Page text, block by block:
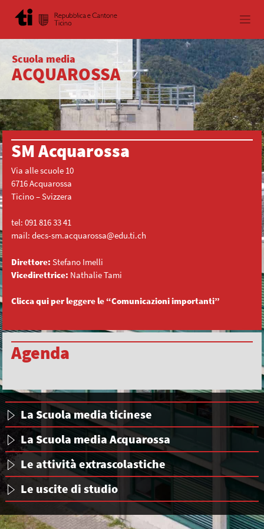
Scuola media
ACQUAROSSA
SM Acquarossa
Via alle scuole 10
6716 Acquarossa
Ticino – Svizzera
tel:091 816 33 41
mail:decs-sm.acquarossa@edu.ti.ch
Direttore: Stefano Imelli
Vicedirettrice: Nathalie Tami
Clicca qui per leggere le “Comunicazioni importanti”
Agenda
La Scuola media ticinese
La Scuola media Acquarossa
Le attività extrascolastiche
Le uscite di studio